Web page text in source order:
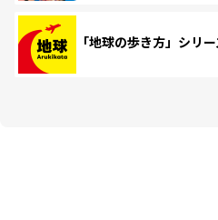
「地球の歩き方」シリ